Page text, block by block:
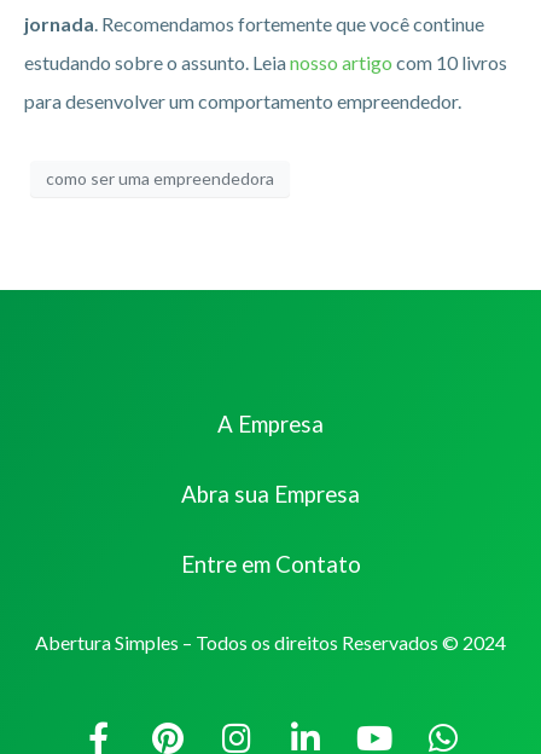
jornada. Recomendamos fortemente que você continue
estudando sobre o assunto. Leianosso artigo com 10 livros
para desenvolver um comportamento empreendedor.
como ser uma empreendedora
A Empresa
Abra sua Empresa
Entre em Contato
Abertura Simples – Todos os direitos Reservados © 2024